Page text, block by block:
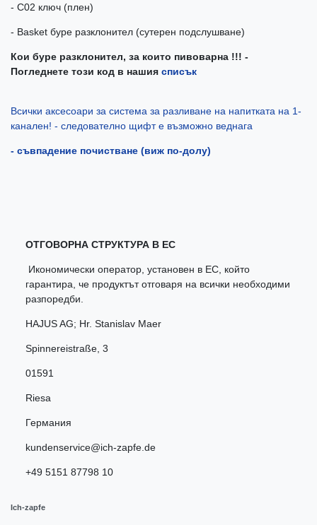
- С02 ключ (плен)
- Basket буре разклонител (сутерен подслушване)
Кои буре разклонител, за които пивоварна !!! -
Погледнете този код в нашия списък
Всички аксесоари за система за разливане на напитката на 1-
канален! - следователно щифт е възможно веднага
- съвпадение почистване (виж по-долу)
ОТГОВОРНА СТРУКТУРА В ЕС
Икономически оператор, установен в ЕС, който
гарантира, че продуктът отговаря на всички необходими
разпоредби.
HAJUS AG; Hr. Stanislav Maer
Spinnereistraße 3
01591
Riesa
Германия
kundenservice@ich-zapfe.de
+49 5151 87798 10
Ich-zapfe